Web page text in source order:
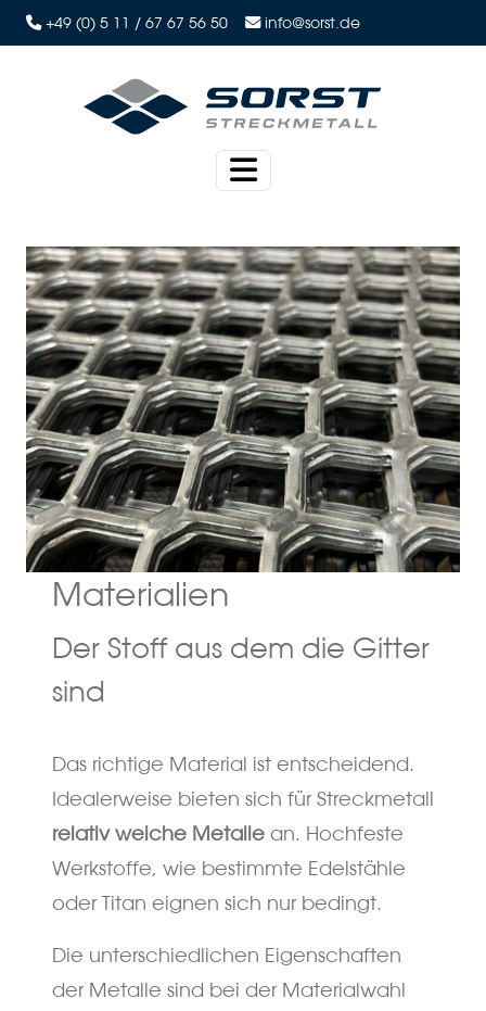
+49 (0) 5 11 / 67 67 56 50 info@sorst.de
Materialien
Der Stoff aus dem die Gitter
sind
Das richtige Material ist entscheidend.
Idealerweise bieten sich für Streckmetall
relativ weiche Metalle an. Hochfeste
Werkstoffe, wie bestimmte Edelstähle
oder Titan eignen sich nur bedingt.
Die unterschiedlichen Eigenschaften
der Metalle sind bei der Materialwahl